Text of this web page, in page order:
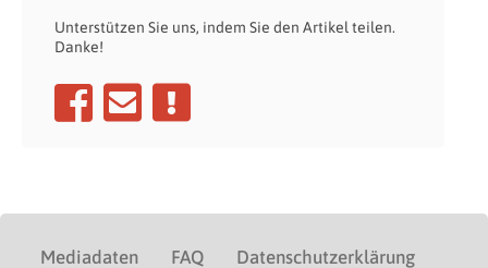
Unterstützen Sie uns, indem Sie den Artikel teilen.
Danke!
Mediadaten FAQ Datenschutzerklärung